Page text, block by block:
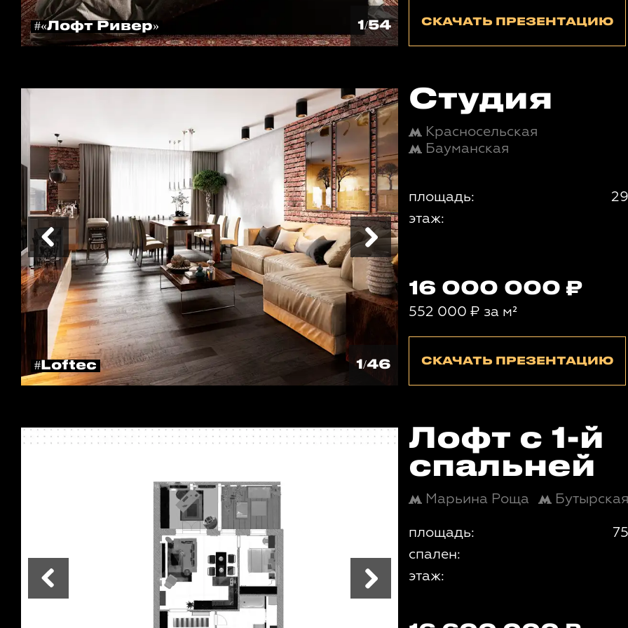
#«Лофт Ривер» 1/54 СКАЧАТЬ ПРЕЗЕНТАЦИЮ
#Loftec 1/46
Студия
Красносельская
Бауманская
площадь:
этаж:
16 000 000
552 000 ₽ за м²
СКАЧАТЬ ПРЕЗЕНТАЦИЮ
Лофт с 1-й
спальней
Марьина Роща
площадь:
спален:
этаж: